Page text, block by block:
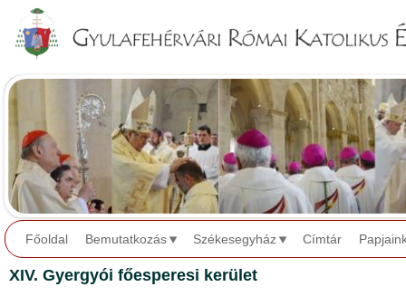
Főoldal Bemutatkozás Székesegyház Címtár
XIV. Gyergyói főesperesi kerület